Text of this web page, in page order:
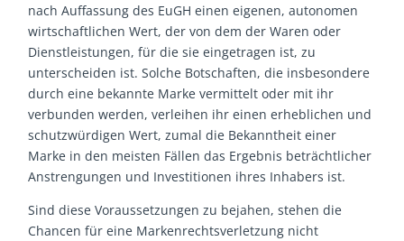
nach Auffassung des EuGH einen eigenen, autonomen
wirtschaftlichen Wert, der von dem der Waren oder
Dienstleistungen, für die sie eingetragen ist, zu
unterscheiden ist. Solche Botschaften, die insbesondere
durch eine bekannte Marke vermittelt oder mit ihr
verbunden werden, verleihen ihr einen erheblichen und
schutzwürdigen Wert, zumal die Bekanntheit einer
Marke in den meisten Fällen das Ergebnis beträchtlicher
Anstrengungen und Investitionen ihres Inhabers ist.
Sind diese Voraussetzungen zu bejahen, stehen die
Chancen für eine Markenrechtsverletzung nicht